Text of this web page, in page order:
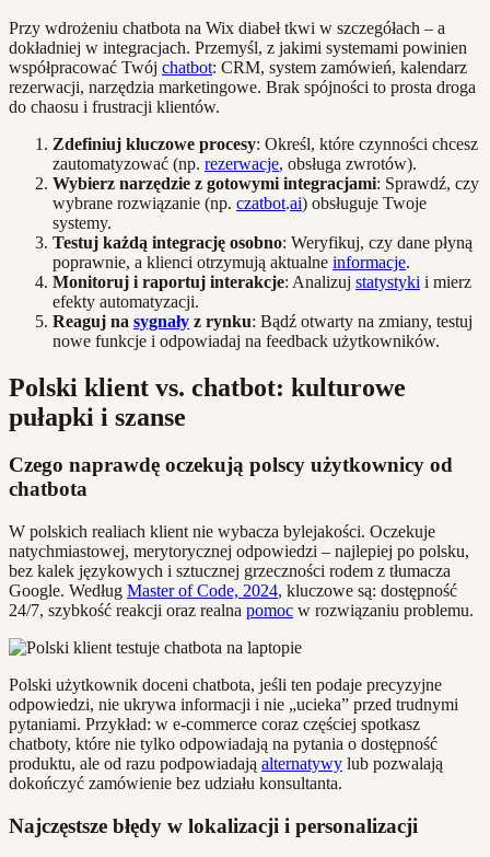
Przy wdrożeniu chatbota na Wix diabeł tkwi w szczegółach – a
dokładniej w integracjach. Przemyśl, z jakimi systemami powinien
współpracować Twój chatbot: CRM, system zamówień, kalendarz
rezerwacji, narzędzia marketingowe. Brak spójności to prosta droga
do chaosu i frustracji klientów.
Zdefiniuj kluczowe procesy: Określ, które czynności chcesz
zautomatyzować (np. rezerwacje, obsługa zwrotów).
Wybierz narzędzie z gotowymi integracjami: Sprawdź, czy
wybrane rozwiązanie (np. czatbot.ai) obsługuje Twoje
systemy.
Testuj każdą integrację osobno: Weryfikuj, czy dane płyną
poprawnie, a klienci otrzymują aktualne informacje.
Monitoruj i raportuj interakcje: Analizuj statystyki i mierz
efekty automatyzacji.
Reaguj na sygnały z rynku: Bądź otwarty na zmiany, testuj
nowe funkcje i odpowiadaj na feedback użytkowników.
Polski klient vs. chatbot: kulturowe
pułapki i szanse
Czego naprawdę oczekują polscy użytkownicy od
chatbota
W polskich realiach klient nie wybacza bylejakości. Oczekuje
natychmiastowej, merytorycznej odpowiedzi – najlepiej po polsku,
bez kalek językowych i sztucznej grzeczności rodem z tłumacza
Google. Według Master of Code, 2024, kluczowe są: dostępność
24/7, szybkość reakcji oraz realna pomoc w rozwiązaniu problemu.
Polski użytkownik doceni chatbota, jeśli ten podaje precyzyjne
odpowiedzi, nie ukrywa informacji i nie „ucieka” przed trudnymi
pytaniami. Przykład: w e-commerce coraz częściej spotkasz
chatboty, które nie tylko odpowiadają na pytania o dostępność
produktu, ale od razu podpowiadają alternatywy lub pozwalają
dokończyć zamówienie bez udziału konsultanta.
Najczęstsze błędy w lokalizacji i personalizacji